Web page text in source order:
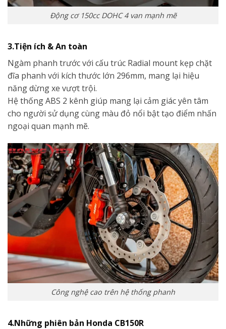
Động cơ 150cc DOHC 4 van mạnh mẽ
3.Tiện ích & An toàn
Ngàm phanh trước với cấu trúc Radial mount kẹp chặt
đĩa phanh với kích thước lớn 296mm, mang lại hiệu
năng dừng xe vượt trội.
Hệ thống ABS 2 kênh giúp mang lại cảm giác yên tâm
cho người sử dụng cùng màu đỏ nổi bật tạo điểm nhấn
ngoại quan mạnh mẽ.
Công nghệ cao trên hệ thống phanh
4.Những phiên bản Honda CB150R